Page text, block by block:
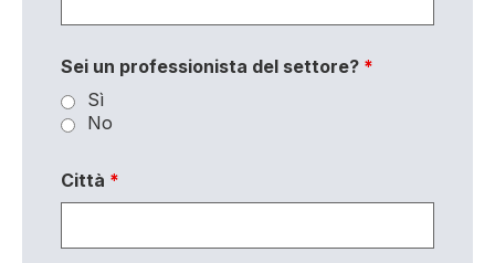
Sei un professionista del settore? *
Sì
No
Città *